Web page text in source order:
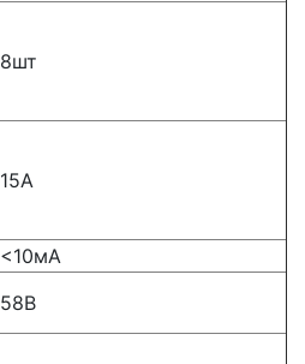
8шт
15А
<10мА
58В